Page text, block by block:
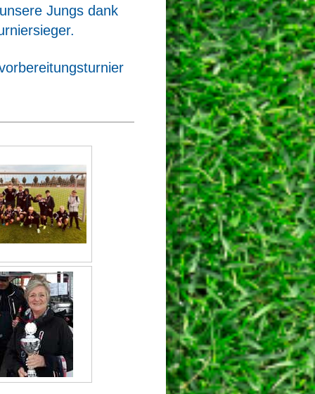
Jungs dank